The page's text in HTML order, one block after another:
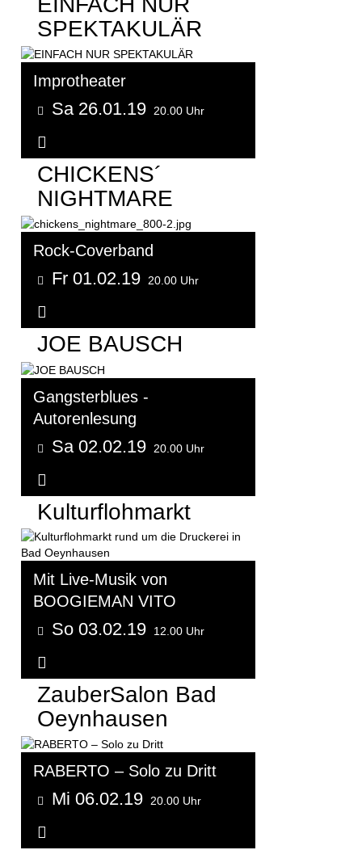
SPEKTAKULÄR
Improtheater
Sa 26.01.19 20.00 Uhr
CHICKENS´
NIGHTMARE
Rock-Coverband
Fr 01.02.19 20.00 Uhr
JOE BAUSCH
Gangsterblues -
Autorenlesung
Sa 02.02.19 20.00 Uhr
Kulturflohmarkt
Mit Live-Musik von
BOOGIEMAN VITO
So 03.02.19 12.00 Uhr
ZauberSalon Bad
Oeynhausen
RABERTO – Solo zu Dritt
Mi 06.02.19 20.00 Uhr